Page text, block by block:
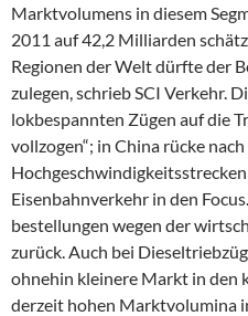
Marktvolumens in diesem
2011 auf 42,2 Milliarden
Regionen der Welt dürfte der
zulegen, schrieb SCI Verkehr.
lokbespannten Zügen auf die
vollzogen“; in China rücke nach
Eisenbahnverkehr in den
bestellungen wegen der
zurück. Auch bei
ohnehin kleinere Markt in den
derzeit hohen Marktvolumina